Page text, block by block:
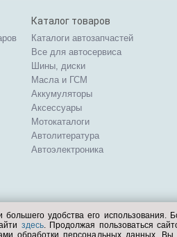
Каталог товаров
Каталоги автозапчастей
Все для автосервиса
Шины, диски
Масла и ГСМ
Аккумуляторы
Аксессуары
Мотокаталоги
Автолитература
Автоэлектроника
удобства его
здесь. Продолжая пользоваться
обработки персональных данных.